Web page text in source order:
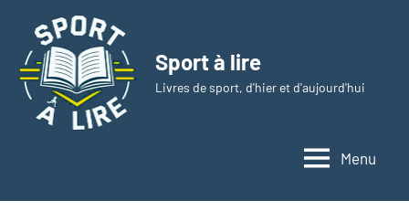
contenu
Sport à lire
Livres de sport, d'hier et d'aujourd'hui
Menu